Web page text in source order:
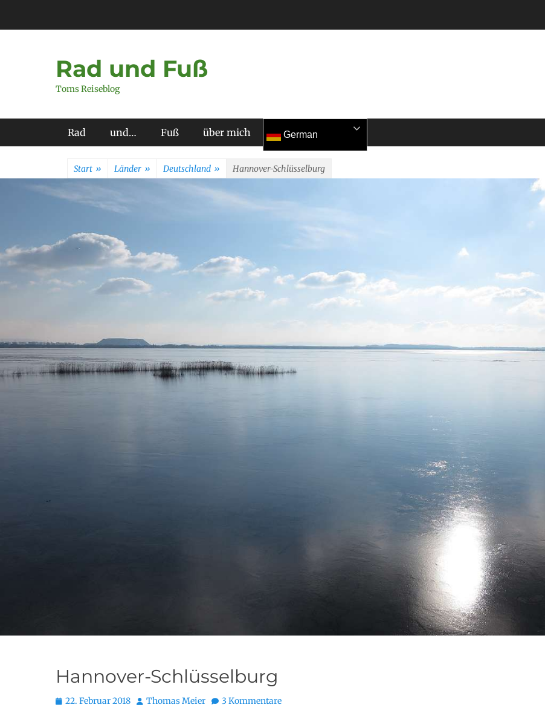
Rad und Fuß
Toms Reiseblog
Primäres Menü
Rad und… Fuß über mich German
Start » Länder » Deutschland » Hannover-Schlüsselburg
Hannover-Schlüsselburg
Posted
22. Februar 2018 Autor
Thomas Meier 3 Kommentare